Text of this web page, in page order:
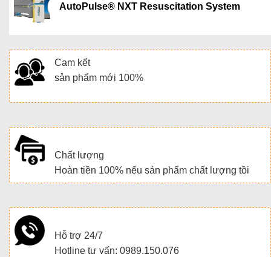
AutoPulse® NXT Resuscitation System
Cam kết
sản phẩm mới 100%
Chất lượng
Hoàn tiền 100% nếu sản phẩm chất lượng tồi
Hỗ trợ 24/7
Hotline tư vấn: 0989.150.076